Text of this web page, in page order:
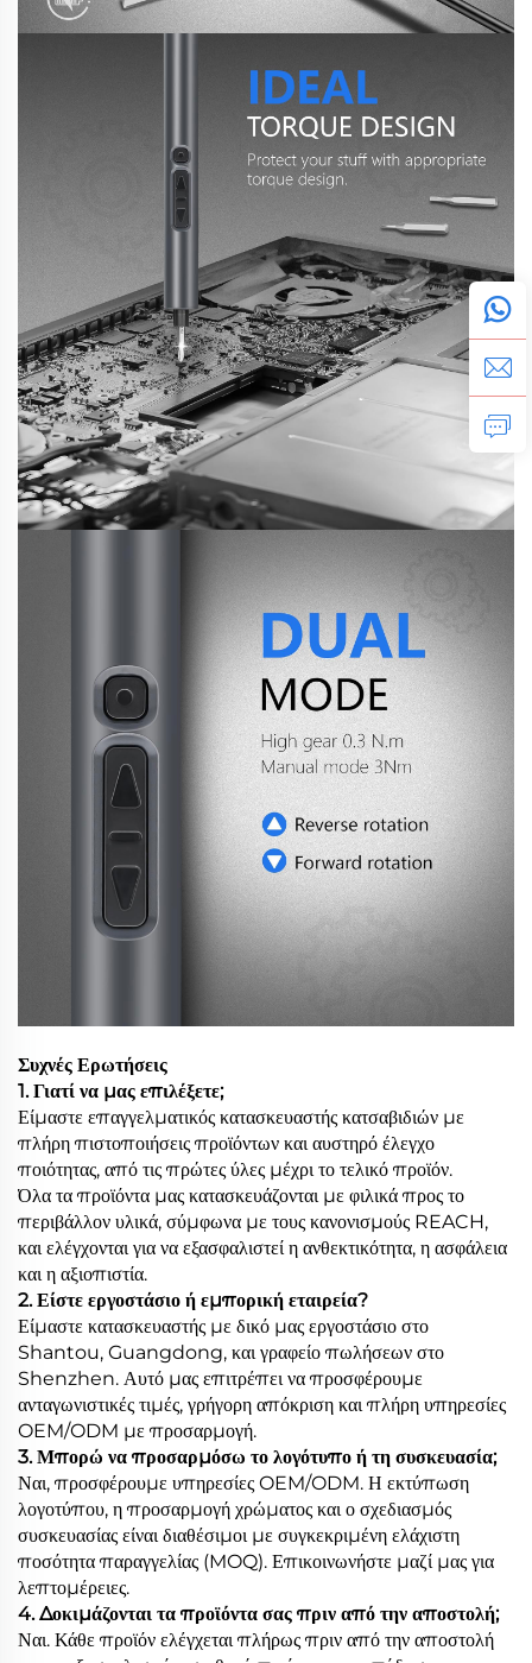
Συχνές Ερωτήσεις
1. Γιατί να μας επιλέξετε;
Είμαστε επαγγελματικός κατασκευαστής κατσαβιδιών με
πλήρη πιστοποιήσεις προϊόντων και αυστηρό έλεγχο
ποιότητας, από τις πρώτες ύλες μέχρι το τελικό προϊόν.
Όλα τα προϊόντα μας κατασκευάζονται με φιλικά προς το
περιβάλλον υλικά, σύμφωνα με τους κανονισμούς REACH,
και ελέγχονται για να εξασφαλιστεί η ανθεκτικότητα, η ασφάλεια
και η αξιοπιστία.
2. Είστε εργοστάσιο ή εμπορική εταιρεία?
Είμαστε κατασκευαστής με δικό μας εργοστάσιο στο
Shantou, Guangdong, και γραφείο πωλήσεων στο
Shenzhen. Αυτό μας επιτρέπει να προσφέρουμε
ανταγωνιστικές τιμές, γρήγορη απόκριση και πλήρη υπηρεσίες
OEM/ODM με προσαρμογή.
3. Μπορώ να προσαρμόσω το λογότυπο ή τη συσκευασία;
Ναι, προσφέρουμε υπηρεσίες OEM/ODM. Η εκτύπωση
λογοτύπου, η προσαρμογή χρώματος και ο σχεδιασμός
συσκευασίας είναι διαθέσιμοι με συγκεκριμένη ελάχιστη
ποσότητα παραγγελίας (MOQ). Επικοινωνήστε μαζί μας για
λεπτομέρειες.
4. Δοκιμάζονται τα προϊόντα σας πριν από την αποστολή;
Ναι. Κάθε προϊόν ελέγχεται πλήρως πριν από την αποστολή